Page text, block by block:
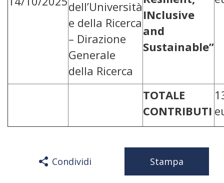
dell’Università
e della Ricerca
– Dirazione
Generale
della Ricerca
INclusive
and
Sustainable”
TOTALE
CONTRIBUTI
Condividi Stampa